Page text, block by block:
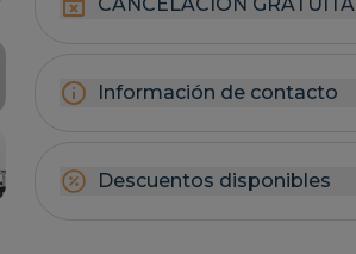
Información de contacto
Descuentos disponibles